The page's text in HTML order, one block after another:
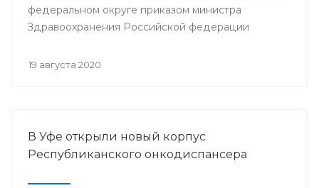
федеральном округе приказом министра
Здравоохранения Российской федерации
19 августа 2020
В Уфе открыли новый корпус
Республиканского онкодиспансера